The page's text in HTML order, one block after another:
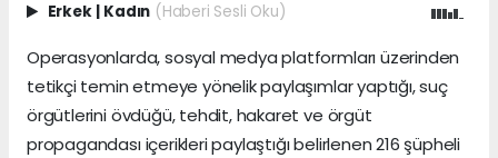
Erkek Kadın (Haberi Sesli Oku)
Operasyonlarda, sosyal medya platformları üzerinden
tetikçi temin etmeye yönelik paylaşımlar yaptığı, suç
örgütlerini övdüğü, tehdit, hakaret ve örgüt
propagandası içerikleri paylaştığı belirlenen 216 şüpheli